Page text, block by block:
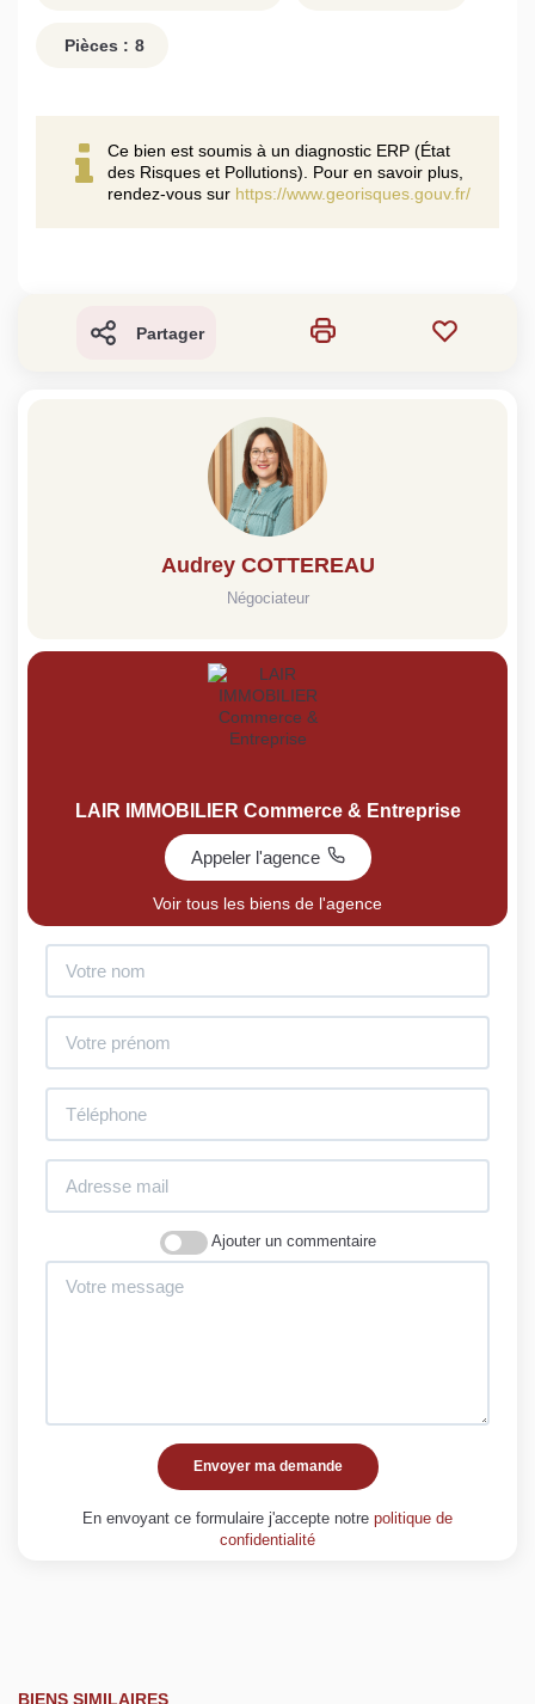
Pièces : 8
Ce bien est soumis à un diagnostic ERP (État
des Risques et Pollutions). Pour en savoir plus,
rendez-vous sur https://www.georisques.gouv.fr/
Partager
Audrey COTTEREAU
Négociateur
LAIR IMMOBILIER Commerce & Entreprise
Appeler l'agence
Voir tous les biens de l'agence
Ajouter un commentaire
Envoyer ma demande
En envoyant ce formulaire j'accepte notre politique de
confidentialité
BIENS SIMILAIRES